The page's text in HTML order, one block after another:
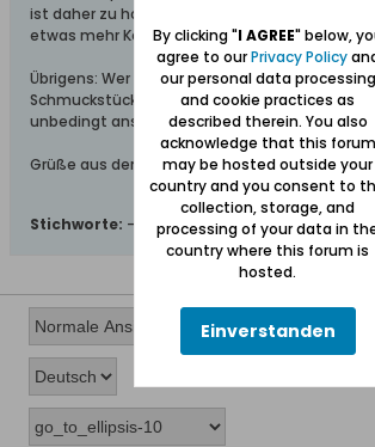
ist daher zu hoffen, dass nach Beendigung
etwas mehr Komfort und Sicherheit
Übrigens: Wer sich für Bahnhöfe interessiert,
Schmuckstücke von Gdynia und Malbork
unbedingt ansehen.
Grüße aus dem Schwabenland von Lilofee
Stichworte: -
By clicking "I AGREE" below,
agree to ourPrivacy Policy
our personal data processing
and cookie practices as
described therein. You also
acknowledge that this forum
may be hosted outside your
country and you consent to
collection, storage, and
processing of your data in
country where this forum is
hosted.
Einverstanden